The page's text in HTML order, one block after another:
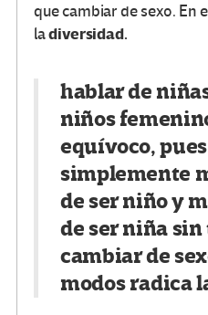
que cambiar de sexo. En
ladiversidad.
hablar de
niños
equívoco,
simplemente
de ser niño y
de ser niña
cambiar de
modos radica